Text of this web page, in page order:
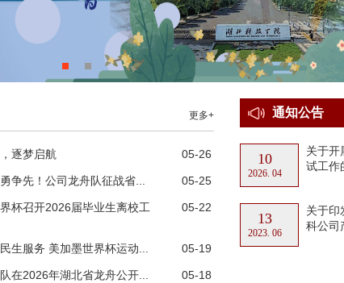
更多+
05-26
逐梦启航
05-25
争先！公司龙舟队征战省...
05-22
杯召开2026届毕业生离校工
05-19
生服务 美加墨世界杯运动...
05-18
在2026年湖北省龙舟公开...
通知公告
10
2026. 04
关于开
试工作
13
2023. 06
关于印
科公司